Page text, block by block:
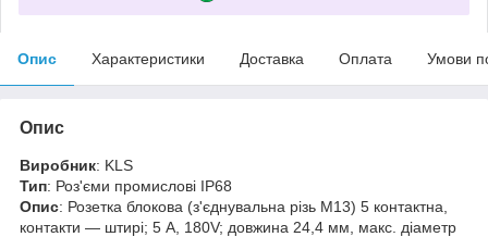
Опис Характеристики Доставка Оплата Умови
Опис
Виробник: KLS
Тип: Роз'єми промислові IP68
Опис: Розетка блокова (з'єднувальна різь М13) 5 контактна,
контакти — штирі; 5 А, 180V; довжина 24,4 мм, макс. діаметр